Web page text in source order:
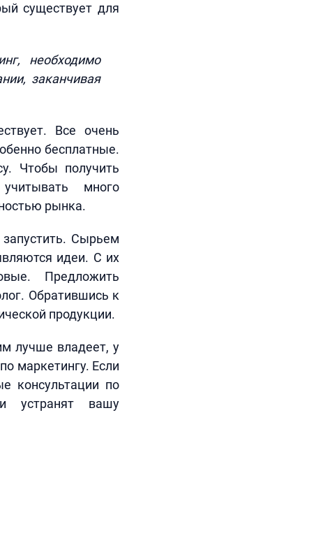
существует для
необходимо
заканчивая
Все очень
бесплатные.
Чтобы получить
много
рынка.
Сырьем
идеи. С их
Предложить
Обратившись к
продукции.
лучше владеет, у
маркетингу. Если
консультации по
устранят вашу